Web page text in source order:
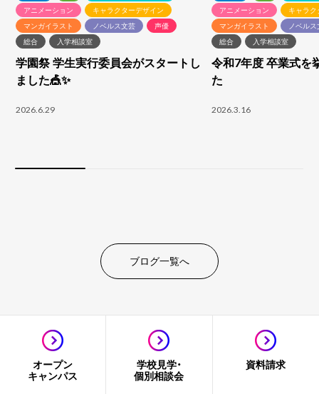
アニメーション
キャラクターデザイン
マンガイラスト
ノベルス文芸
声優
総合
入学相談室
学園祭 学生実行委員会がスタートし
ました🎪✨
2026.6.29
アニメーション
キャラ
マンガイラスト
ノベル
総合
入学相談室
令和7年度 卒業式を
た
2026.3.16
ブログ一覧へ
オープン
キャンパス
学校見学・
個別相談会
資料請求